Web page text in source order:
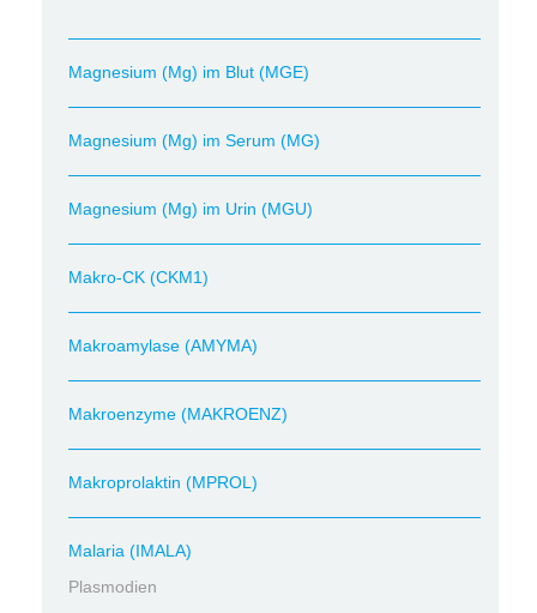
Magnesium (Mg) im Blut (MGE)
Magnesium (Mg) im Serum (MG)
Magnesium (Mg) im Urin (MGU)
Makro-CK (CKM1)
Makroamylase (AMYMA)
Makroenzyme (MAKROENZ)
Makroprolaktin (MPROL)
Malaria (IMALA)
Plasmodien